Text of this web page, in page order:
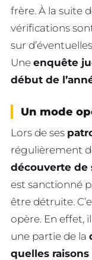
frère. À la suite
vérifications
sur
Une enquête
début de
Un mode
Lors de ses
régulièrement
découverte de
est sanctionné
être détruite.
opère. En effet,
une partie de la
quelles